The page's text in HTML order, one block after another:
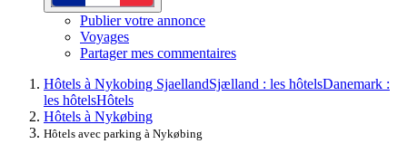
Publier votre annonce
Voyages
Partager mes commentaires
Hôtels à Nykobing SjaellandSjælland : les hôtelsDanemark :
les hôtelsHôtels
Hôtels à Nykøbing
Hôtels avec parking à Nykøbing